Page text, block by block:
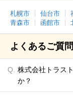
札幌市 仙台市
青森市
函館市
よくあるご質問
株式会社トラス
か？